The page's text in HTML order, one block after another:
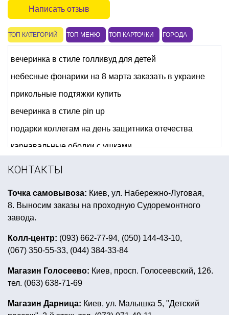
Написать отзыв
ТОП КАТЕГОРИЙ ТОП МЕНЮ ТОП КАРТОЧКИ ГОРОДА
вечеринка в стиле голливуд для детей
небесные фонарики на 8 марта заказать в украине
прикольные подтяжки купить
вечеринка в стиле pin up
подарки коллегам на день защитника отечества
карнавальные ободки с ушками
вечеринка в стиле диско одежда
шары на хэллоуин
вечеринка в греческом стиле костюмы
купить всё для детского праздника
воздушные шары мужу на день рождения
каска для пива купить
маскарадный костюм мужской
корзинки для кексов baby shower вечеринка
КОНТАКТЫ
Точка самовывоза: Киев, ул. Набережно-Луговая,
8. Выносим заказы на проходную Судоремонтного
завода.
Колл-центр: (093) 662-77-94, (050) 144-43-10,
(067) 350-55-33, (044) 384-33-84
Магазин Голосеево: Киев, просп. Голосеевский, 126.
тел. (063) 638-71-69
Магазин Дарница: Киев, ул. Малышка 5, "Детский